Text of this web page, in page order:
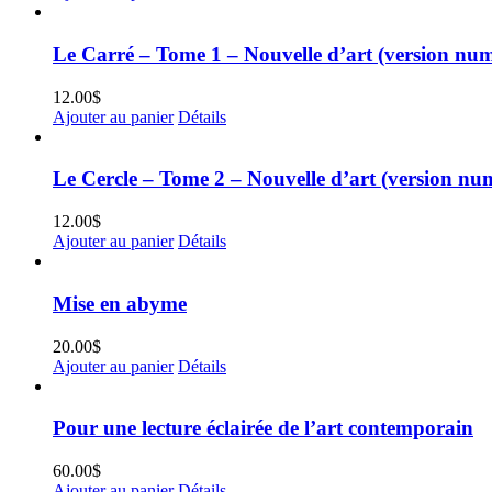
Le Carré – Tome 1 – Nouvelle d’art (version
12.00$
Ajouter au panier Détails
Le Cercle – Tome 2 – Nouvelle d’art (version
12.00$
Ajouter au panier Détails
Mise en abyme
20.00$
Ajouter au panier Détails
Pour une lecture éclairée de l’art contemporain
60.00$